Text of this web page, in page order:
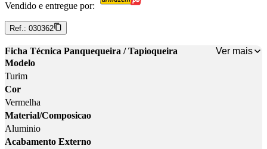
Vendido e entregue por:
Ref.: 030362
Ficha Técnica Panquequeira / Tapioqueira
Ver mais
Modelo
Turim
Cor
Vermelha
Material/Composicao
Aluminio
Acabamento Externo